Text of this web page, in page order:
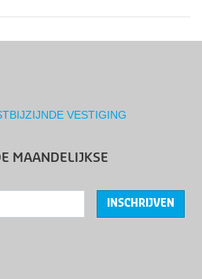
VESTIGING
MAANDELIJKSE
INSCHRIJVEN